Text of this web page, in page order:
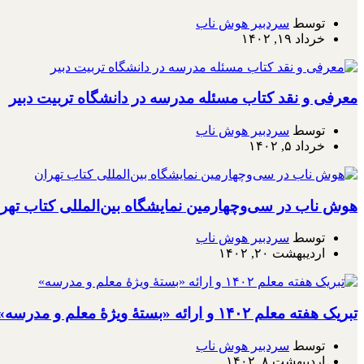
توسط سردبیر هوش ناب
خرداد ۱۹, ۱۴۰۲
معرفی و نقد کتاب مسئله مدرسه در دانشگاه تربیت دبیر
توسط سردبیر هوش ناب
خرداد ۵, ۱۴۰۲
هوش ناب در سی‌وچهارمین نمایشگاه بین‌المللی کتاب
توسط سردبیر هوش ناب
اردیبهشت ۲۰, ۱۴۰۲
تبریک هفته معلم ۱۴۰۲ و ارائه «بستۀ ویژۀ معلم و مدرسه»
توسط سردبیر هوش ناب
اردیبهشت ۸, ۱۴۰۲